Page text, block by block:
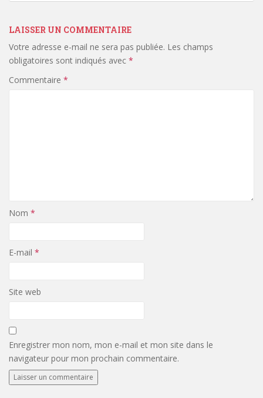
LAISSER UN COMMENTAIRE
Votre adresse e-mail ne sera pas publiée. Les champs
obligatoires sont indiqués avec *
Commentaire *
Nom *
E-mail *
Site web
Enregistrer mon nom, mon e-mail et mon site dans le
navigateur pour mon prochain commentaire.